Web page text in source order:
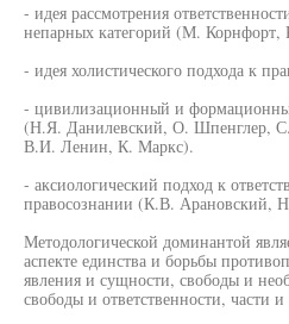
- идея рассмотрения
непарных категорий (М.
- идея холистического подхода к
- цивилизационный и
(Н.Я. Данилевский, О. Шпенглер,
В.И. Ленин, К. Маркс).
- аксиологический подход к
правосознании (К.В. Арановский,
Методологической доминантой
аспекте единства и борьбы
явления и сущности, свободы и
свободы и ответственности, части и